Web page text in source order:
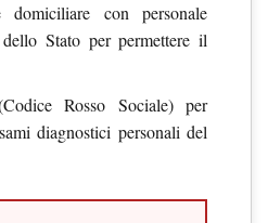
con personale
Stato per permettere il
Rosso Sociale) per
diagnostici personali del